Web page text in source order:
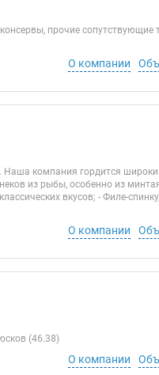
прочие сопутствующие
О компании
Наша компания гордится
из рыбы, особенно из
вкусов; - Филе-спинку,
О компании
(46.38)
О компании